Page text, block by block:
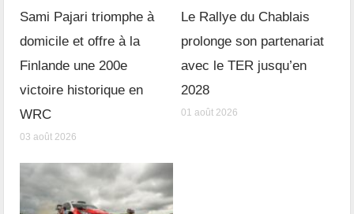
Sami Pajari triomphe à
domicile et offre à la
Finlande une 200e
victoire historique en
WRC
03 août 2026
Le Rallye du Chablais
prolonge son partenariat
avec le TER jusqu’en
2028
01 août 2026